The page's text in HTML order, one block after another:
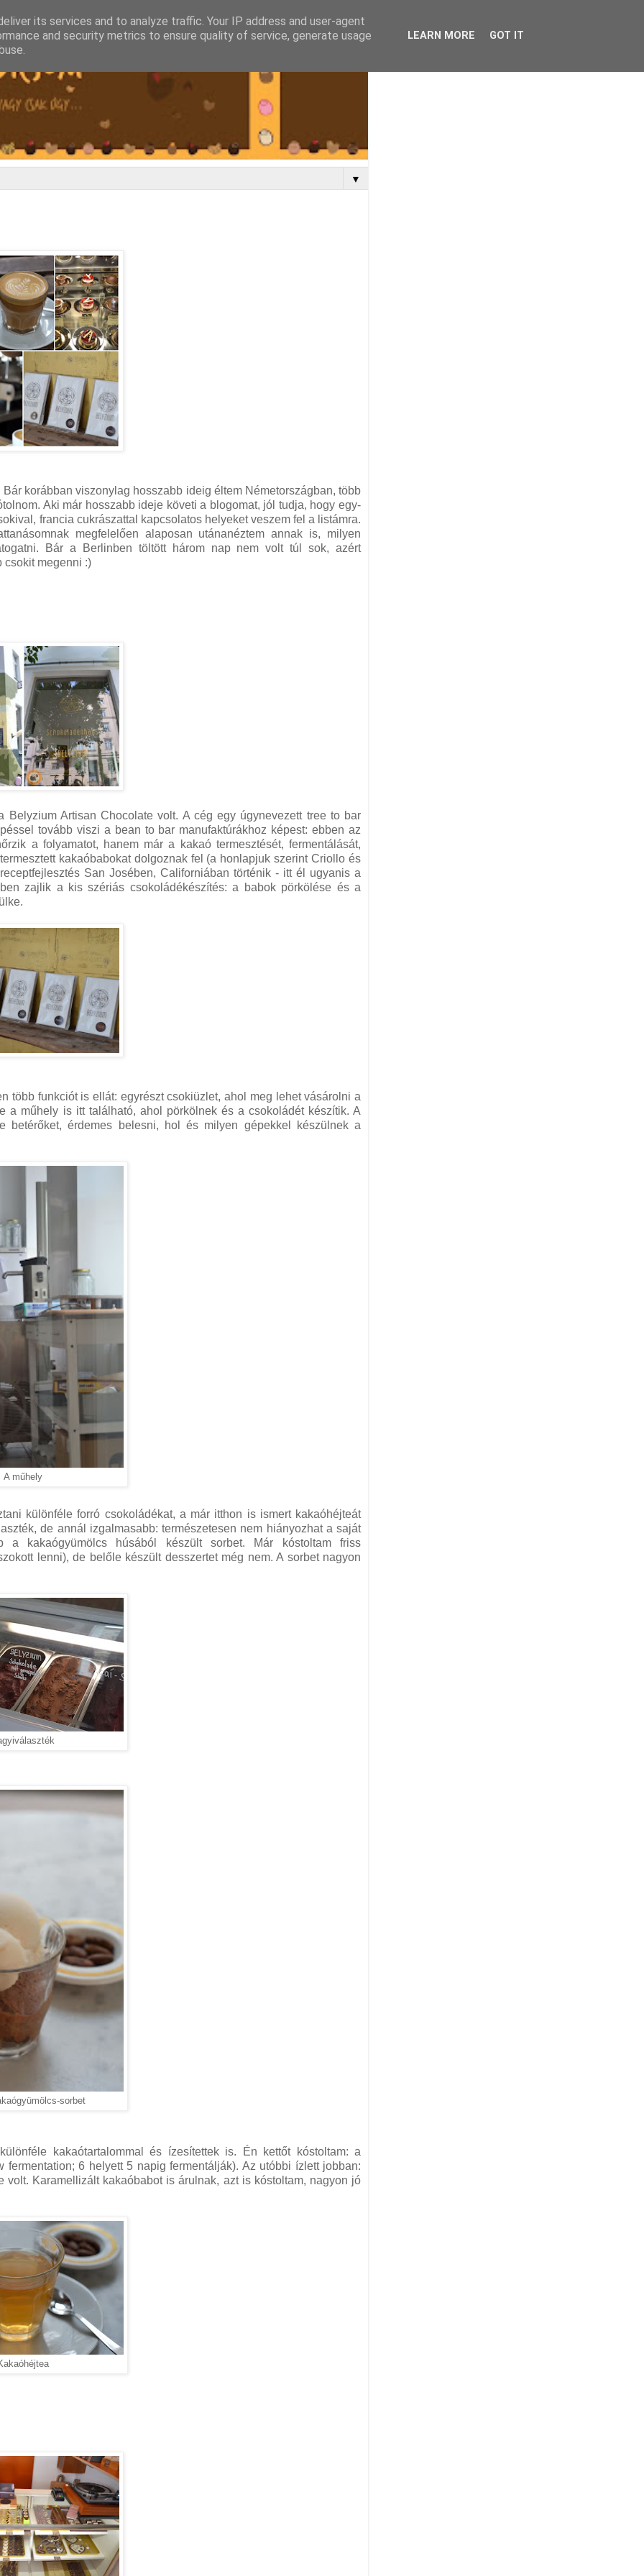
▼
korábban viszonylag hosszabb ideig éltem Németországban, több
Aki már hosszabb ideje követi a blogomat, jól tudja, hogy egy-
francia cukrászattal kapcsolatos helyeket veszem fel a listámra.
megfelelően alaposan utánanéztem annak is, milyen
Bár a Berlinben töltött három nap nem volt túl sok, azért
csokit megenni :)
Artisan Chocolate volt. A cég egy úgynevezett tree to bar
tovább viszi a bean to bar manufaktúrákhoz képest: ebben az
a folyamatot, hanem már a kakaó termesztését, fermentálását,
kakaóbabokat dolgoznak fel (a honlapjuk szerint Criollo és
San Josében, Californiában történik - itt él ugyanis a
zajlik a kis szériás csokoládékészítés: a babok pörkölése és a
több funkciót is ellát: egyrészt csokiüzlet, ahol meg lehet vásárolni a
a műhely is itt található, ahol pörkölnek és a csokoládét készítik. A
betérőket, érdemes belesni, hol és milyen gépekkel készülnek a
A műhely
különféle forró csokoládékat, a már itthon is ismert kakaóhéjteát
de annál izgalmasabb: természetesen nem hiányozhat a saját
a kakaógyümölcs húsából készült sorbet. Már kóstoltam friss
lenni), de belőle készült desszertet még nem. A sorbet nagyon
sorbet
kakaótartalommal és ízesítettek is. Én kettőt kóstoltam: a
6 helyett 5 napig fermentálják). Az utóbbi ízlett jobban:
Karamellizált kakaóbabot is árulnak, azt is kóstoltam, nagyon jó
its services and to analyze traffic. Your IP address and user-agent
and security metrics to ensure quality of service, generate usage
LEARN MORE GOT IT